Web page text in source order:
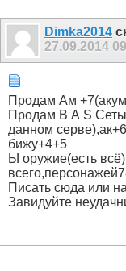
Dimka2014
27.09.2014
Продам Ам
Продам В А S Сеты
данном
бижу+4+5
Ы оружие(есть
Писать сюда или
Завидуйте